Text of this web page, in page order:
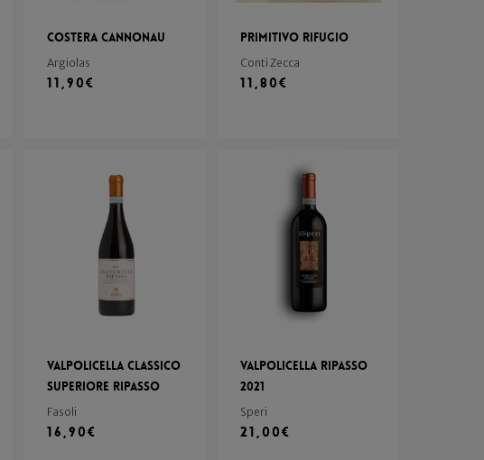
Costera Cannonau
Argiolas
11,90€
Primitivo Rifugio
Conti Zecca
11,80€
Valpolicella Classico
Superiore Ripasso
Fasoli
16,90€
Valpolicella Ripasso
2021
Speri
21,00€